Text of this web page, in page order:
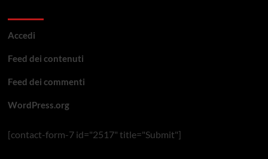
Accedi
Feed dei contenuti
Feed dei commenti
WordPress.org
[contact-form-7 id="2517" title="Submit"]